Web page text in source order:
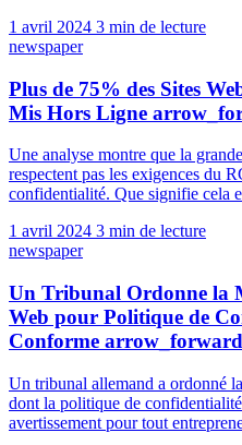
1 avril 2024 3 min de lecture
newspaper
Plus de 75% des Sites
Mis Hors Ligne
Une analyse montre que la
respectent pas les exigences du
confidentialité. Que signifie cela
1 avril 2024 3 min de lecture
newspaper
Un Tribunal Ordonne la
Web pour Politique de
Conforme arrow_forward
Un tribunal allemand a ordonné
dont la politique de
avertissement pour tout